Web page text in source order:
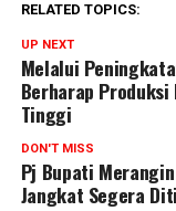
RELATED TOPICS:
UP NEXT
Melalui
Berharap Produksi
Tinggi
DON'T MISS
Pj Bupati
Jangkat Segera